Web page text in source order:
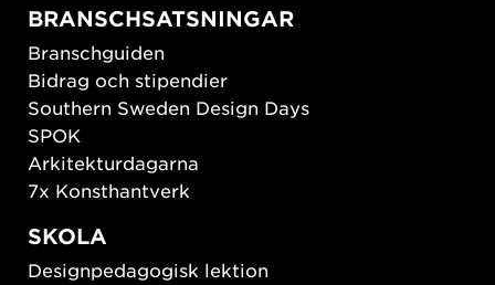
BRANSCHSATSNINGAR
Branschguiden
Bidrag och stipendier
Southern Sweden Design Days
SPOK
Arkitekturdagarna
7x Konsthantverk
SKOLA
Designpedagogisk lektion